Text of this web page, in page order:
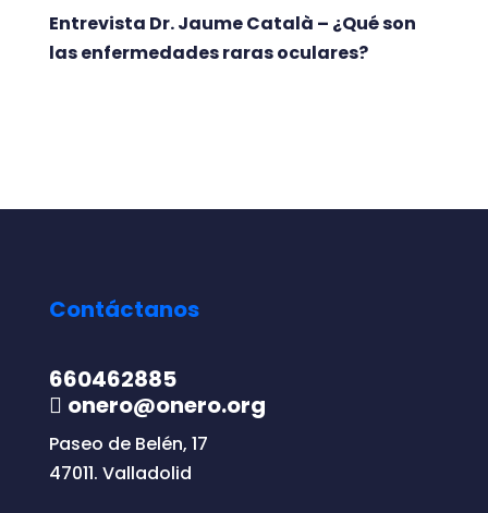
Entrevista Dr. Jaume Català – ¿Qué son
las enfermedades raras oculares?
Contáctanos
660462885
onero@onero.org
Paseo de Belén, 17
47011. Valladolid